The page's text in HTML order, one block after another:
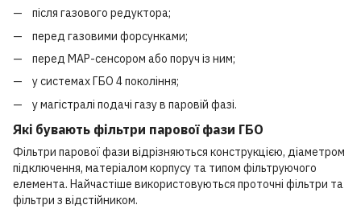
після газового редуктора;
перед газовими форсунками;
перед MAP-сенсором або поруч із ним;
у системах ГБО 4 покоління;
у магістралі подачі газу в паровій фазі.
Які бувають фільтри парової фази ГБО
Фільтри парової фази відрізняються конструкцією, діаметром
підключення, матеріалом корпусу та типом фільтруючого
елемента. Найчастіше використовуються проточні фільтри та
фільтри з відстійником.